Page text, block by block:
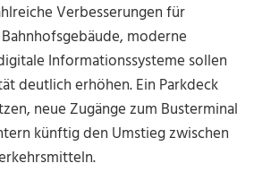
Verbesserungen für
moderne
Informationssysteme sollen
deutlich erhöhen. Ein Parkdeck
neue Zugänge zum Busterminal
künftig den Umstieg zwischen